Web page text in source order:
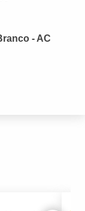
- AC